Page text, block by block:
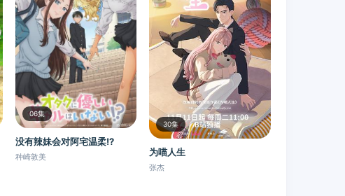
06集
没有辣妹会对阿宅温柔!?
种崎敦美
30集
为喵人生
张杰